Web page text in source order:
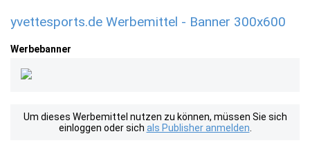
yvettesports.de Werbemittel - Banner 300x600
Werbebanner
Um dieses Werbemittel nutzen zu können, müssen Sie sich
einloggen oder sich als Publisher anmelden